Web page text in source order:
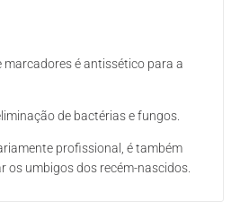
marcadores é antissético para a
de bactérias e fungos.
profissional, é também
os umbigos dos recém-nascidos.